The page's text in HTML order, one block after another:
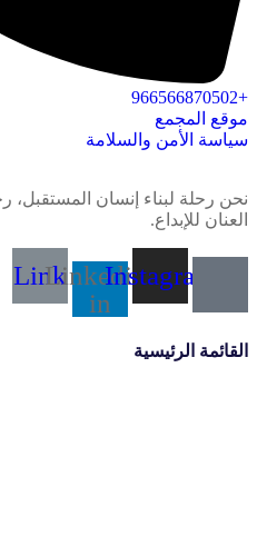
+966566870502
موقع المجمع
سياسة الأمن والسلامة
نحن رحلة لبناء إنسان المستقبل،
العنان للإبداع.
Instagram
Linkedin-
in
Link
القائمة الرئيسية